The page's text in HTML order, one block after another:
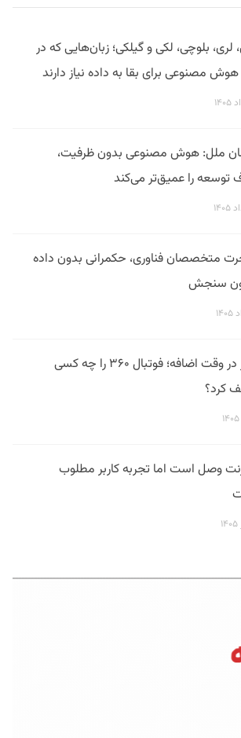
لری، بلوچی، لکی و گیلکی؛ زبان‌هایی که در
مصنوعی برای بقا به داده نیاز دارند
ملل: هوش مصنوعی بدون ظرفیت،
توسعه را عمیق‌تر می‌کند
متخصصان فناوری، حکمرانی بدون داده
سنجش
فیلتر در وقت اضافه؛ فوتبال ۳۶۰ را چه کسی
کرد؟
وصل است اما تجربه کاربر مطلوب